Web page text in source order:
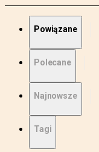
Powiązane
Polecane
Najnowsze
Tagi